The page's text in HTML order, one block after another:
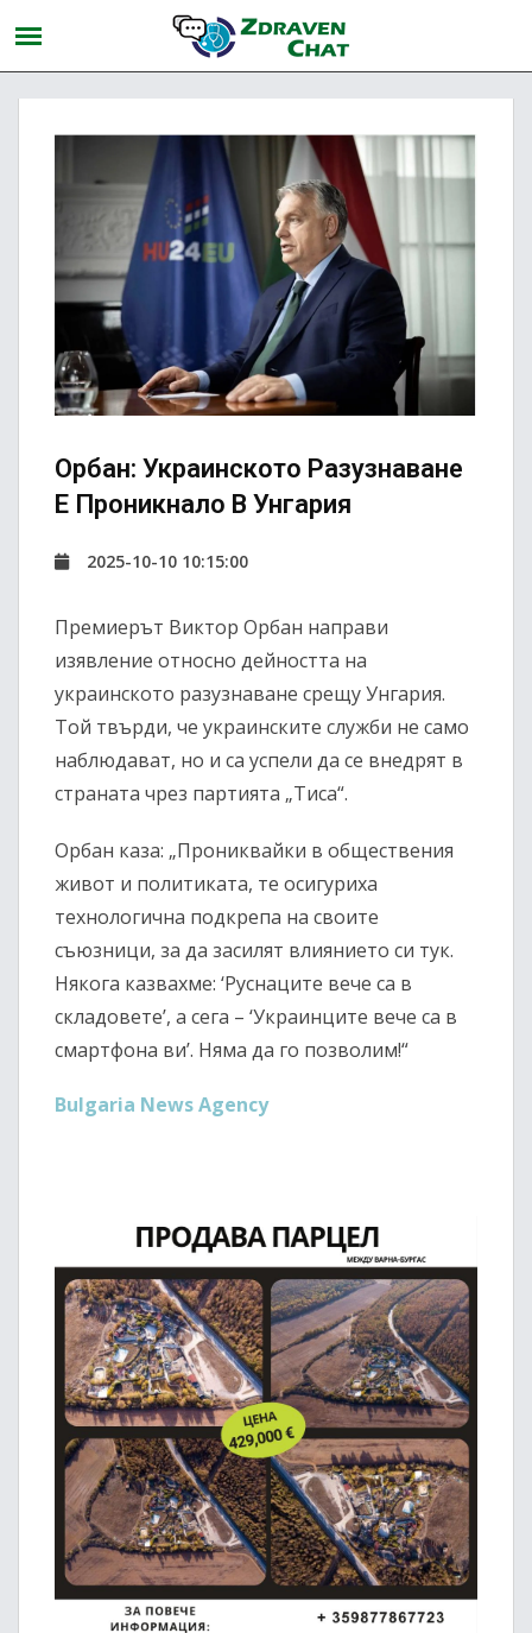
Орбан: Украинското Разузнаване
Е Проникнало В Унгария
2025-10-10 10:15:00
Премиерът Виктор Орбан направи
изявление относно дейността на
украинското разузнаване срещу Унгария.
Той твърди, че украинските служби не само
наблюдават, но и са успели да се внедрят в
страната чрез партията „Тиса“.
Орбан каза: „Прониквайки в обществения
живот и политиката, те осигуриха
технологична подкрепа на своите
съюзници, за да засилят влиянието си тук.
Някога казвахме: ‘Руснаците вече са в
складовете’, а сега – ‘Украинците вече са в
смартфона ви’. Няма да го позволим!“
Bulgaria News Agency